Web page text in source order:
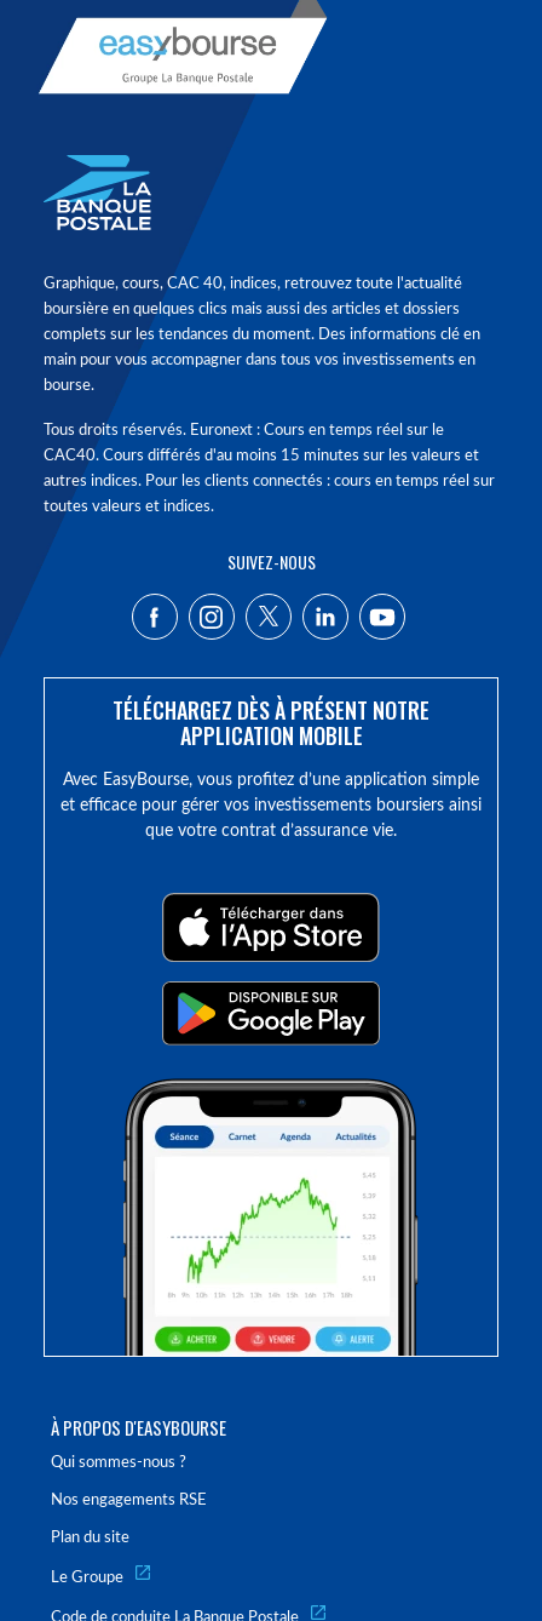
À PROPOS D'EASYBOURSE
Qui sommes-nous ?
Nos engagements RSE
Plan du site
Le Groupe
Graphique, cours, CAC 40, indices, retrouvez toute l'actualité
boursière en quelques clics mais aussi des articles et dossiers
complets sur les tendances du moment. Des informations clé en
main pour vous accompagner dans tous vos investissements en
bourse.
Tous droits réservés. Euronext : Cours en temps réel sur le
CAC40. Cours différés d'au moins 15 minutes sur les valeurs et
autres indices. Pour les clients connectés : cours en temps réel sur
toutes valeurs et indices.
SUIVEZ-NOUS
TÉLÉCHARGEZ DÈS À PRÉSENT NOTRE
APPLICATION MOBILE
Avec EasyBourse, vous profitez d’une application simple
et efficace pour gérer vos investissements boursiers ainsi
que votre contrat d’assurance vie.